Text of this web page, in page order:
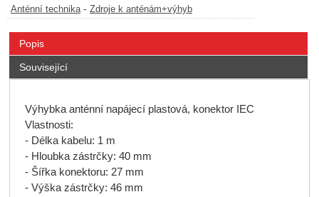
Anténní technika- Zdroje k anténám+výhyb
Popis
Související
Výhybka anténní napájecí plastová, konektor IEC
Vlastnosti:
- Délka kabelu: 1 m
- Hloubka zástrčky: 40 mm
- Šířka konektoru: 27 mm
- Výška zástrčky: 46 mm